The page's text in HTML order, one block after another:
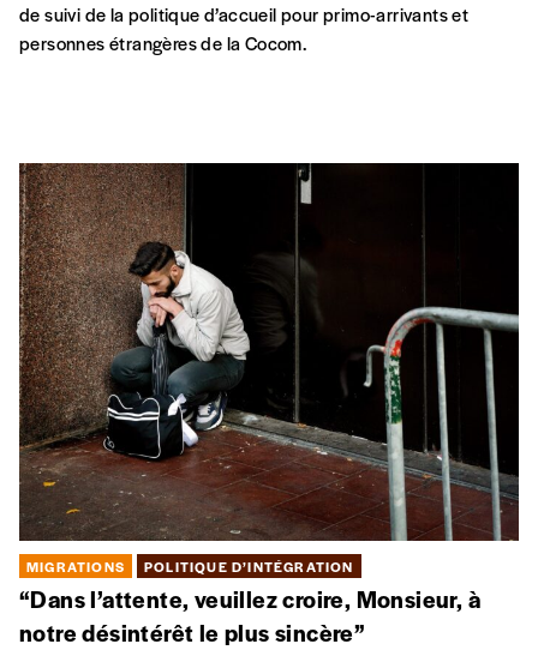
de suivi de la politique d’accueil pour primo-arrivants et
personnes étrangères de la Cocom.
MIGRATIONS POLITIQUE D’INTÉGRATION
“Dans l’attente, veuillez croire, Monsieur, à
notre désintérêt le plus sincère”